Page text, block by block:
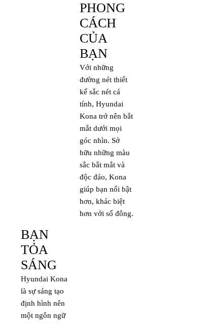
PHONG
CÁCH
CỦA
BẠN
Với những
đường nét thiết
kế sắc nét cá
tính, Hyundai
Kona trở nên bắt
mắt dưới mọi
góc nhìn. Sở
hữu những màu
sắc bắt mắt và
độc đáo, Kona
giúp bạn nổi bật
hơn, khác biệt
hơn với số đông.
BẠN
TỎA
SÁNG
Hyundai Kona
là sự sáng tạo
định hình nên
một ngôn ngữ